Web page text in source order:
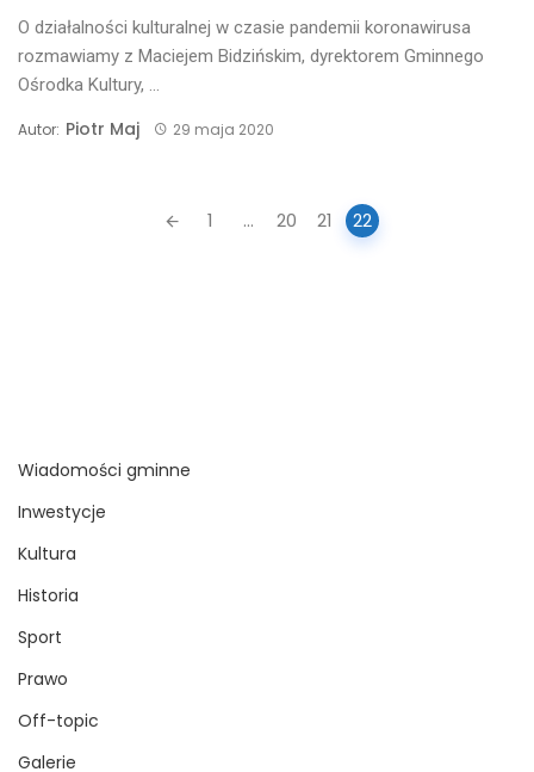
O działalności kulturalnej w czasie pandemii koronawirusa
rozmawiamy z Maciejem Bidzińskim, dyrektorem Gminnego
Ośrodka Kultury, ...
Autor: Piotr Maj 29 maja 2020
1 ... 20 21 22
Wiadomości gminne
Inwestycje
Kultura
Historia
Sport
Prawo
Off-topic
Galerie